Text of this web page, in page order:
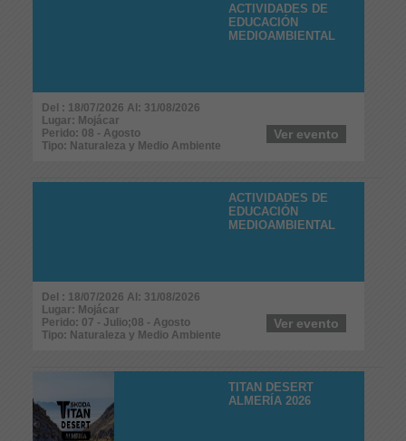
ACTIVIDADES DE
EDUCACIÓN
MEDIOAMBIENTAL
Del : 18/07/2026 Al: 31/08/2026
Lugar: Mojácar
Perido: 08 - Agosto
Tipo: Naturaleza y Medio Ambiente
Ver evento
ACTIVIDADES DE
EDUCACIÓN
MEDIOAMBIENTAL
Del : 18/07/2026 Al: 31/08/2026
Lugar: Mojácar
Perido: 07 - Julio;08 - Agosto
Tipo: Naturaleza y Medio Ambiente
Ver evento
TITAN DESERT
ALMERÍA 2026